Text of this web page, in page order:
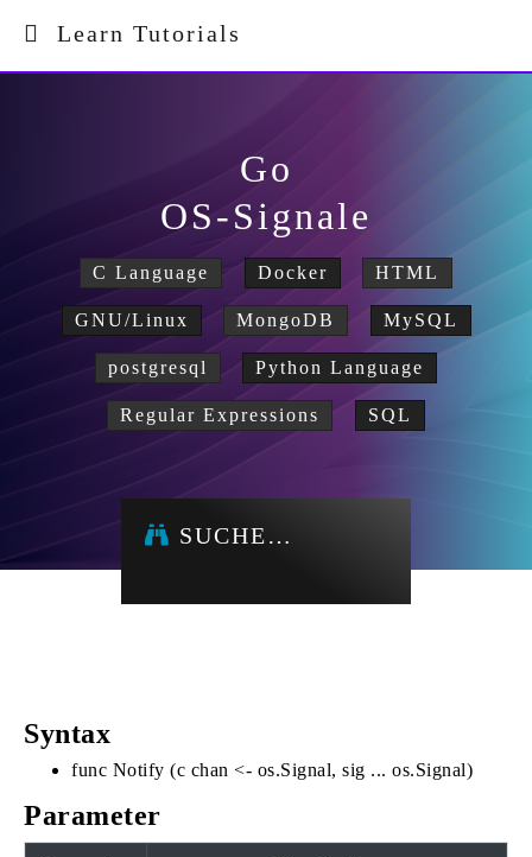
Learn Tutorials
Go
OS-Signale
C Language Docker HTML
GNU/Linux MongoDB MySQL
postgresql Python Language
Regular Expressions SQL
SUCHE…
Syntax
func Notify (c chan <- os.Signal, sig ... os.Signal)
Parameter